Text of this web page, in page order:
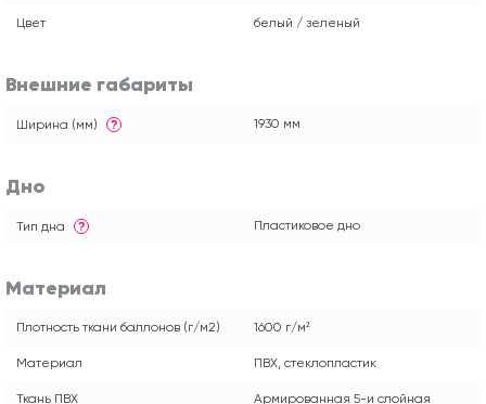
Цвет белый / зеленый
Внешние габариты
Ширина (мм) ? 1930 мм
Дно
Тип дна ? Пластиковое дно
Материал
Плотность ткани баллонов (г/м2) 1600 г/м²
Материал ПВХ, стеклопластик
Ткань ПВХ Армированная 5-и слойная